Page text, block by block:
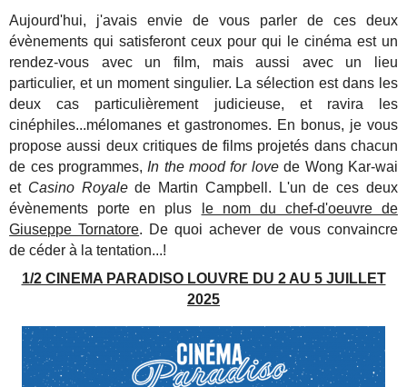
Aujourd'hui, j'avais envie de vous parler de ces deux
évènements qui satisferont ceux pour qui le cinéma est un
rendez-vous avec un film, mais aussi avec un lieu
particulier, et un moment singulier. La sélection est dans les
deux cas particulièrement judicieuse, et ravira les
cinéphiles...mélomanes et gastronomes. En bonus, je vous
propose aussi deux critiques de films projetés dans chacun
de ces programmes, In the mood for lovede Wong Kar-wai
et Casino Royalede Martin Campbell. L'un de ces deux
évènements porte en plus
le nom du chef-d'oeuvre de
Giuseppe Tornatore. De quoi achever de vous convaincre
de céder à la tentation...!
1/2 CINEMA PARADISO LOUVRE DU 2 AU 5 JUILLET
2025